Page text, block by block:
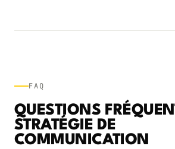
FAQ
QUESTIONS
STRATÉGIE DE
COMMUNICATION